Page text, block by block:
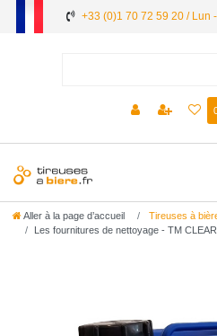
+33 (0)1 70 72 59 20 / Lun
Aller à la page d’accueil
Tireuses à
Les fournitures de nettoyage - TM